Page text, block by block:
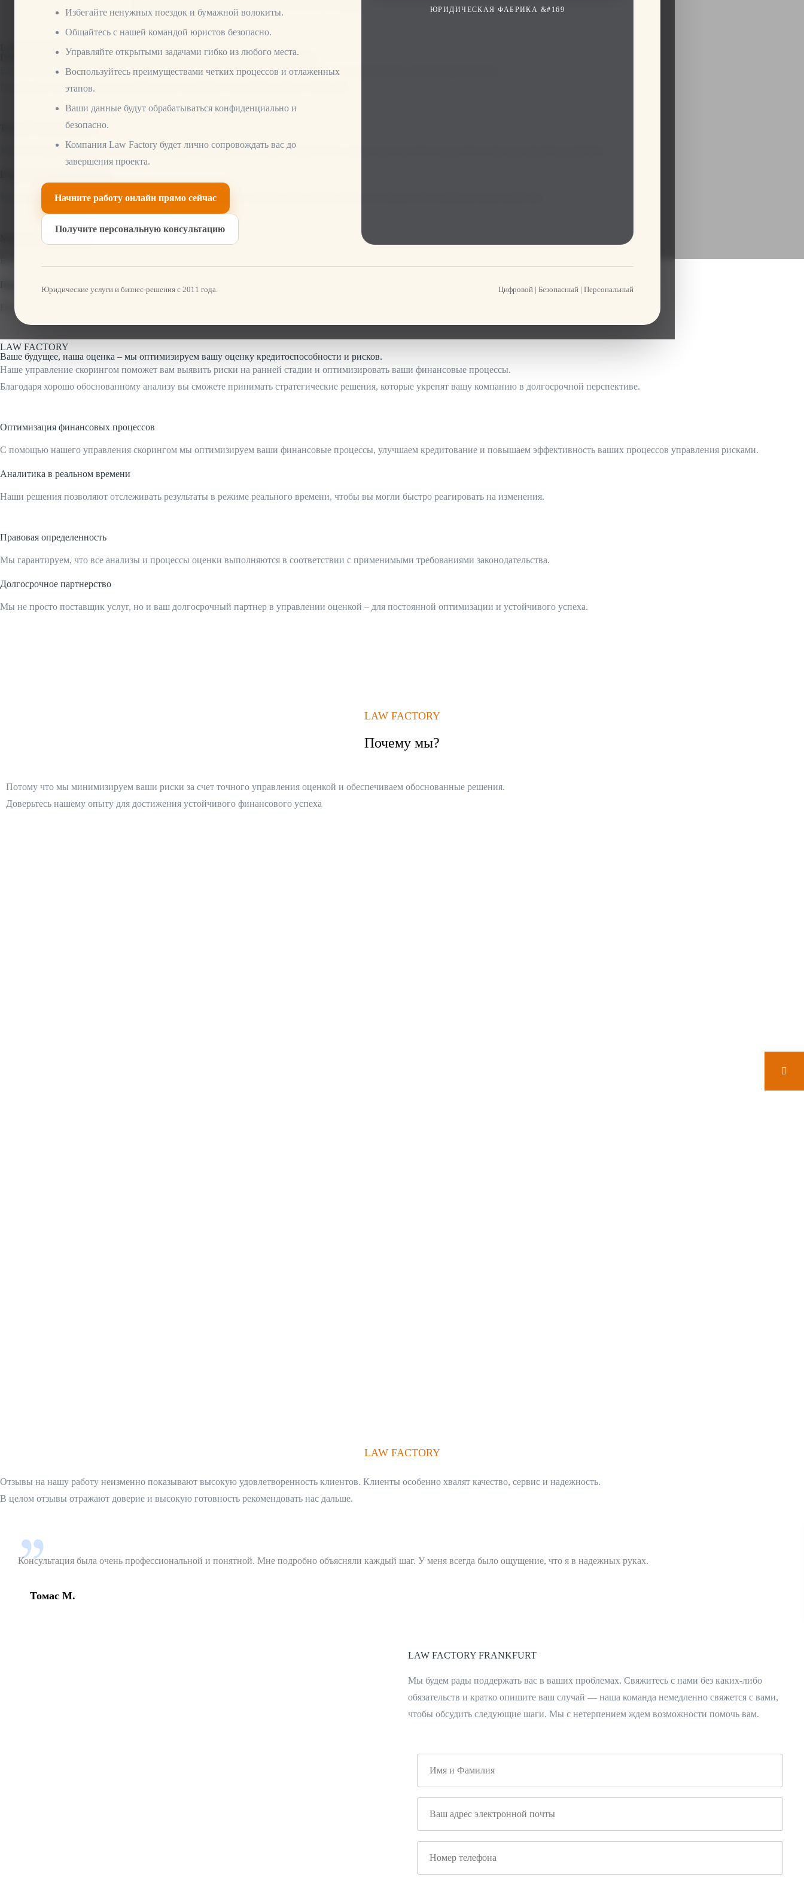
Избегайте ненужных поездок и бумажной волокиты.
Общайтесь с нашей командой юристов безопасно.
Управляйте открытыми задачами гибко из любого места.
Воспользуйтесь преимуществами четких процессов и отлаженных
этапов.
Ваши данные будут обрабатываться конфиденциально и
безопасно.
Компания Law Factory будет лично сопровождать вас до
завершения проекта.
Начните работу онлайн прямо сейчас
Получите персональную консультацию
ЮРИДИЧЕСКАЯ ФАБРИКА &#169
Юридические услуги и бизнес-решения с 2011 года. Цифровой | Безопасный | Персональный
LAW FACTORY
Понимайте, управляйте, развивайтесь – ваш партнер в управлении оценкой.
Благодаря интеллектуальному управлению оценками мы повышаем качество принятия решений и минимизируем риски.
Положитесь на точный анализ данных для поддержки своих финансовых стратегий.
Точный анализ данных
Мы используем передовые инструменты анализа для расчета точных показателей и предоставления обоснованной основы для принятия решений.
Мы адаптируем систему управления оценкой к конкретным требованиям вашей компании и предлагаем индивидуальные решения.
Минимизация рисков
Прозрачность и ясность
Наш четкий и понятный анализ дает вам прозрачную картину финансовой ситуации и помогает принимать обоснованные решения.
LAW FACTORY
Ваше будущее, наша оценка – мы оптимизируем вашу оценку кредитоспособности и рисков.
Наше управление скорингом поможет вам выявить риски на ранней стадии и оптимизировать ваши финансовые процессы.
Благодаря хорошо обоснованному анализу вы сможете принимать стратегические решения, которые укрепят вашу компанию в долгосрочной перспективе.
Оптимизация финансовых процессов
С помощью нашего управления скорингом мы оптимизируем ваши финансовые процессы, улучшаем кредитование и повышаем эффективность ваших процессов управления рисками.
Аналитика в реальном времени
Наши решения позволяют отслеживать результаты в режиме реального времени, чтобы вы могли быстро реагировать на изменения.
Правовая определенность
Мы гарантируем, что все анализы и процессы оценки выполняются в соответствии с применимыми требованиями законодательства.
Долгосрочное партнерство
Мы не просто поставщик услуг, но и ваш долгосрочный партнер в управлении оценкой – для постоянной оптимизации и устойчивого успеха.
LAW FACTORY
Почему мы?
Потому что мы минимизируем ваши риски за счет точного управления оценкой и обеспечиваем обоснованные решения.
Доверьтесь нашему опыту для достижения устойчивого финансового успеха
LAW FACTORY
Отзывы на нашу работу неизменно показывают высокую удовлетворенность клиентов. Клиенты особенно хвалят качество, сервис и надежность.
В целом отзывы отражают доверие и высокую готовность рекомендовать нас дальше.
Консультация была очень профессиональной и понятной. Мне подробно объясняли каждый шаг. У меня всегда было ощущение, что я в надежных руках.
Томас М.
LAW FACTORY FRANKFURT
Мы будем рады поддержать вас в ваших проблемах. Свяжитесь с нами без каких-либо
обязательств и кратко опишите ваш случай — наша команда немедленно свяжется с вами,
чтобы обсудить следующие шаги. Мы с нетерпением ждем возможности помочь вам.